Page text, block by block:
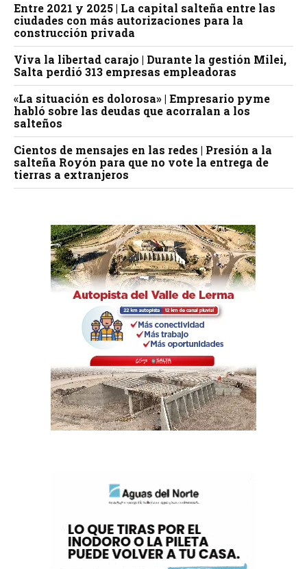
Entre 2021 y 2025 | La capital salteña entre las
ciudades con más autorizaciones para la
construcción privada
Viva la libertad carajo | Durante la gestión Milei,
Salta perdió 313 empresas empleadoras
«La situación es dolorosa» | Empresario pyme
habló sobre las deudas que acorralan a los
salteños
Cientos de mensajes en las redes | Presión a la
salteña Royón para que no vote la entrega de
tierras a extranjeros